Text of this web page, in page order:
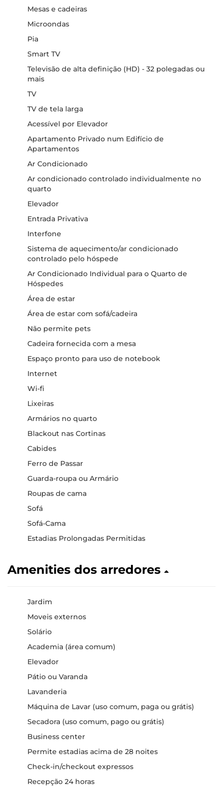
Mesas e cadeiras
Microondas
Pia
Smart TV
Televisão de alta definição (HD) - 32 polegadas ou
mais
TV
TV de tela larga
Acessível por Elevador
Apartamento Privado num Edifício de
Apartamentos
Ar Condicionado
Ar condicionado controlado individualmente no
quarto
Elevador
Entrada Privativa
Interfone
Sistema de aquecimento/ar condicionado
controlado pelo hóspede
Ar Condicionado Individual para o Quarto de
Hóspedes
Área de estar
Área de estar com sofá/cadeira
Não permite pets
Cadeira fornecida com a mesa
Espaço pronto para uso de notebook
Internet
Wi-fi
Lixeiras
Armários no quarto
Blackout nas Cortinas
Cabides
Ferro de Passar
Guarda-roupa ou Armário
Roupas de cama
Sofá
Sofá-Cama
Estadias Prolongadas Permitidas
Amenities dos arredores
Jardim
Moveis externos
Solário
Academia (área comum)
Elevador
Pátio ou Varanda
Lavanderia
Máquina de Lavar (uso comum, paga ou grátis)
Secadora (uso comum, pago ou grátis)
Business center
Permite estadias acima de 28 noites
Check-in/checkout expressos
Recepção 24 horas